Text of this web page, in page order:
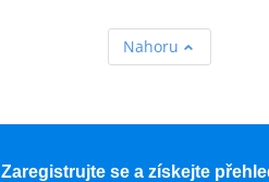
Nahoru
Zaregistrujte se a získejte